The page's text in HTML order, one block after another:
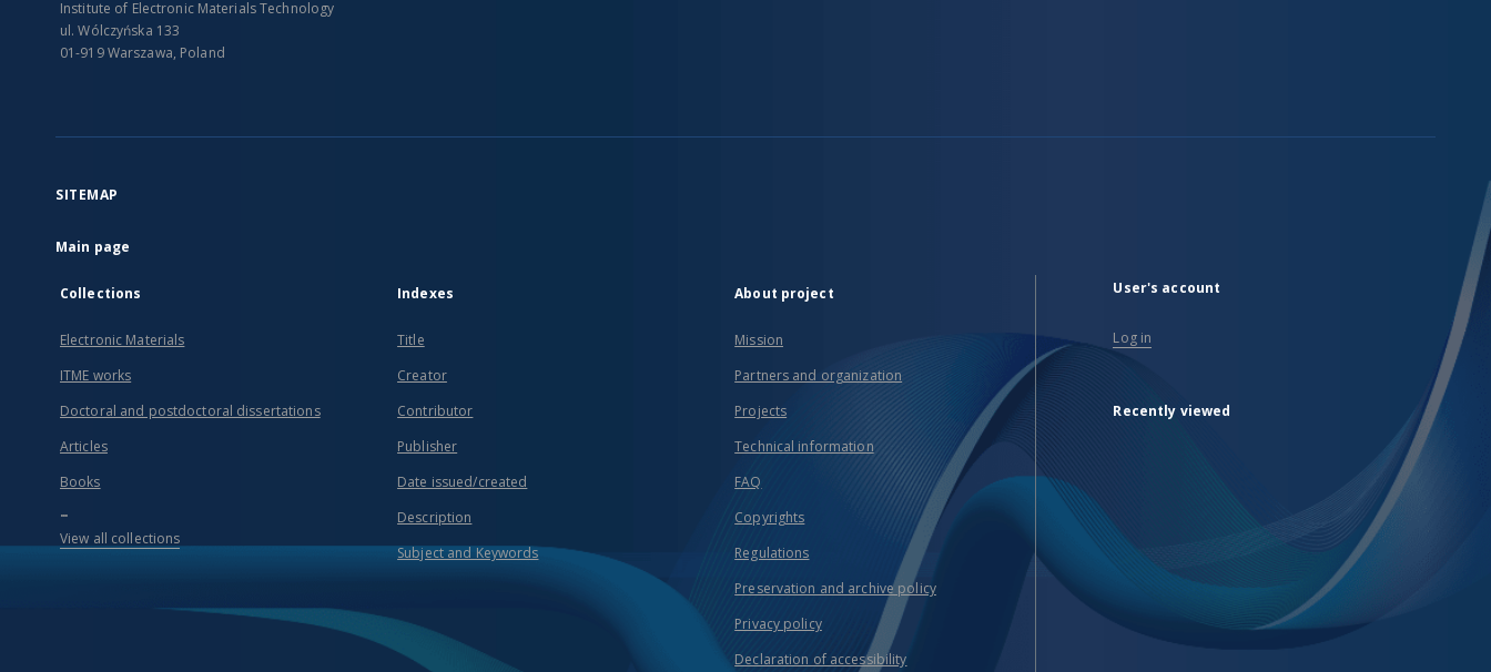
Institute of Electronic Materials Technology
ul. Wólczyńska 133
01-919 Warszawa, Poland
SITEMAP
Main page
Collections
Electronic Materials
ITME works
Doctoral and postdoctoral dissertations
Articles
Books
...
View all collections
Indexes
Title
Creator
Contributor
Publisher
Date issued/created
Description
Subject and Keywords
About project
Mission
Partners and organization
Projects
Technical information
FAQ
Copyrights
Regulations
Preservation and archive policy
Privacy policy
Declaration of accessibility
User's account
Log in
Recently viewed